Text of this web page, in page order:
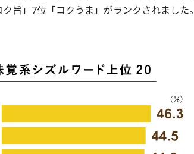
旨」7位「コクうま」がランクされました。